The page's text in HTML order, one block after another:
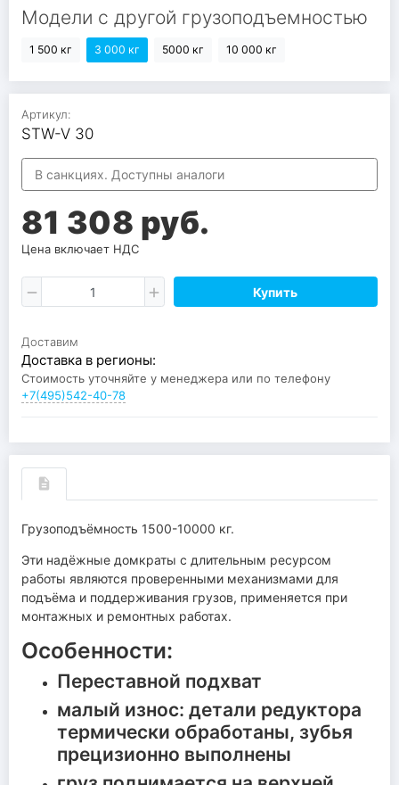
Модели с другой грузоподъемностью
1 500 кг 3 000 кг 5000 кг 10 000 кг
Артикул:
STW-V 30
В санкциях. Доступны аналоги
81 308 руб.
Цена включает НДС
Купить
Доставим
Доставка в регионы:
Стоимость уточняйте у менеджера или по телефону
+7(495)542-40-78
Грузоподъёмность 1500-10000 кг.
Эти надёжные домкраты с длительным ресурсом
работы являются проверенными механизмами для
подъёма и поддерживания грузов, применяется при
монтажных и ремонтных работах.
Особенности:
Переставной подхват
малый износ: детали редуктора
термически обработаны, зубья
прецизионно выполнены